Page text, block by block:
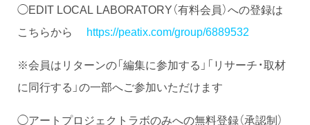
◯EDIT LOCAL LABORATORY（有料会員）への登録は
こちらから https://peatix.com/group/6889532
※会員はリターンの「編集に参加する」「リサーチ・取材
に同行する」の一部へご参加いただけます
◯アートプロジェクトラボのみへの無料登録（承認制）